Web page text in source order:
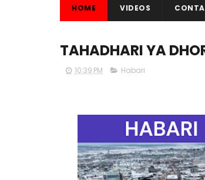
HOME VIDEOS
TAHADHARI YA
10:39 PM Habari